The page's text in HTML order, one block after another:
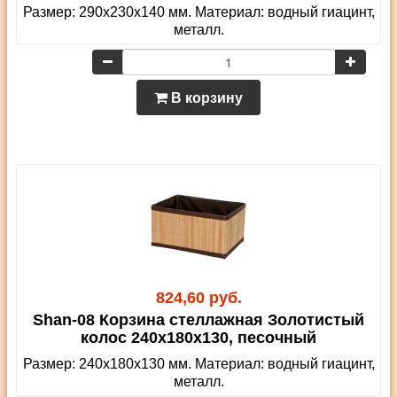
Размер: 290х230х140 мм. Материал: водный гиацинт,
металл.
В корзину
824,60 руб.
Shan-08 Корзина стеллажная Золотистый
колос 240х180х130, песочный
Размер: 240х180х130 мм. Материал: водный гиацинт,
металл.